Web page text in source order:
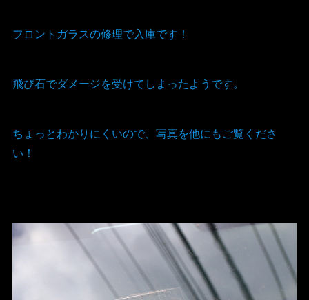
フロントガラスの修理で入庫です！
飛び石でダメージを受けてしまったようです。
ちょっとわかりにくいので、写真を他にもご覧くださ
い！